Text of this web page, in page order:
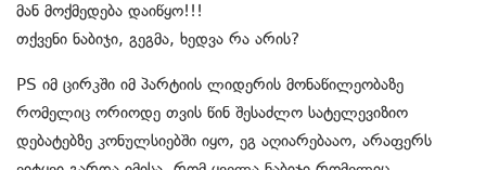
მან მოქმედება დაიწყო!!!
თქვენი ნაბიჯი, გეგმა, ხედვა რა არის?
PS იმ ცირკში იმ პარტიის ლიდერის მონაწილეობაზე
რომელიც ორიოდე თვის წინ შესაძლო სატელევიზიო
დებატებზე კონულსიებში იყო, ეგ აღიარებააო, არაფერს